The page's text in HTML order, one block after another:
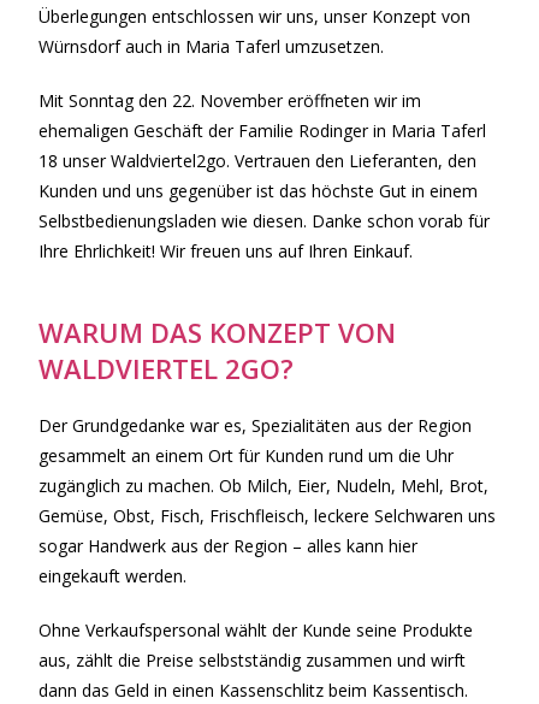
Überlegungen entschlossen wir uns, unser Konzept von
Würnsdorf auch in Maria Taferl umzusetzen.
Mit Sonntag den 22. November eröffneten wir im
ehemaligen Geschäft der Familie Rodinger in Maria Taferl
18 unser Waldviertel2go. Vertrauen den Lieferanten, den
Kunden und uns gegenüber ist das höchste Gut in einem
Selbstbedienungsladen wie diesen. Danke schon vorab für
Ihre Ehrlichkeit! Wir freuen uns auf Ihren Einkauf.
WARUM DAS KONZEPT VON
WALDVIERTEL 2GO?
Der Grundgedanke war es, Spezialitäten aus der Region
gesammelt an einem Ort für Kunden rund um die Uhr
zugänglich zu machen. Ob Milch, Eier, Nudeln, Mehl, Brot,
Gemüse, Obst, Fisch, Frischfleisch, leckere Selchwaren uns
sogar Handwerk aus der Region – alles kann hier
eingekauft werden.
Ohne Verkaufspersonal wählt der Kunde seine Produkte
aus, zählt die Preise selbstständig zusammen und wirft
dann das Geld in einen Kassenschlitz beim Kassentisch.